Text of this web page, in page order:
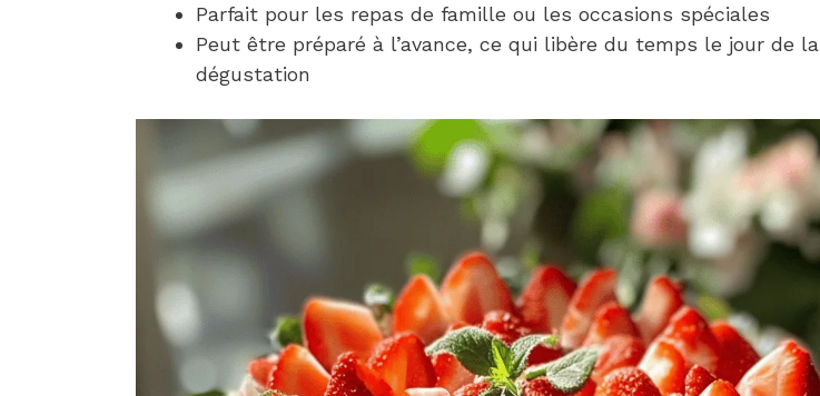
Parfait pour les repas de famille ou les occasions spéciales
Peut être préparé à l’avance, ce qui libère du temps le jour de la
dégustation